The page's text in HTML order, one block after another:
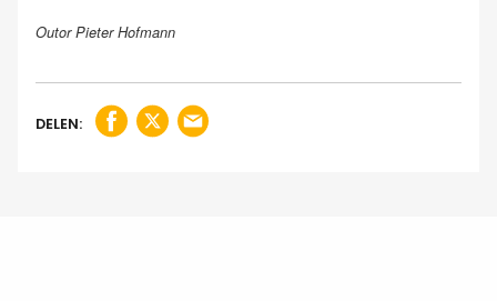
Outor Pieter Hofmann
DELEN: